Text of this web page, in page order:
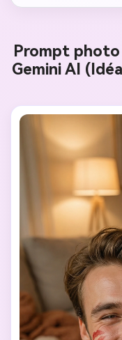
Prompt photo
Gemini AI